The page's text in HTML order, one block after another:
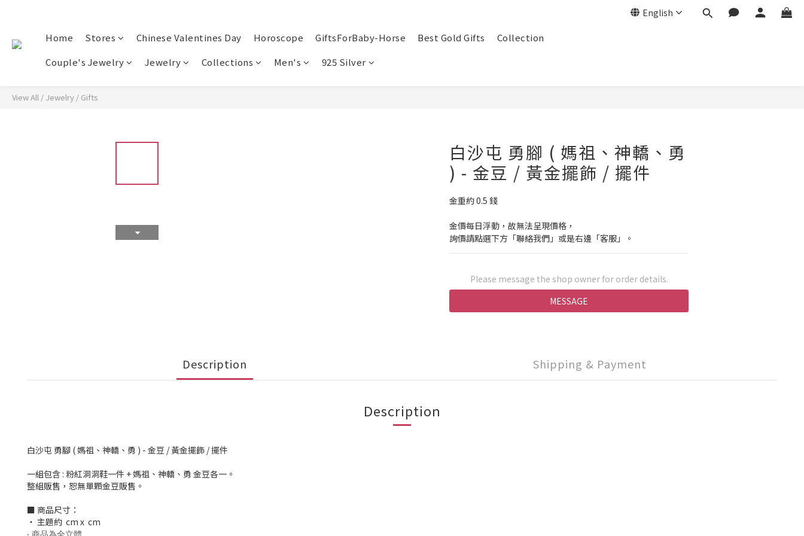
English
Home Stores Chinese Valentines Day Horoscope GiftsForBaby-Horse Best Gold Gifts
Collection
Couple's Jewelry
Jewelry Collections Men's 925 Silver
View All / Jewelry / Gifts
白沙屯 勇腳 ( 媽祖、神轎、勇
) - 金豆 / 黃金擺飾 / 擺件
金重約 0.5 錢
金價每日浮動，故無法呈現價格，
詢價請點選下方「聯絡我們」或是右邊「客服」。
Please message the shop owner for order details.
MESSAGE
Description Shipping & Payment
Description
白沙屯 勇腳 ( 媽祖、神轎、勇 ) - 金豆 / 黃金擺飾 / 擺件
一組包含 : 粉紅洞洞鞋一件 + 媽祖、神轎、勇 金豆各一。
整組販售，恕無單顆金豆販售。
■ 商品尺寸：
‧ 主題約 cm x cm